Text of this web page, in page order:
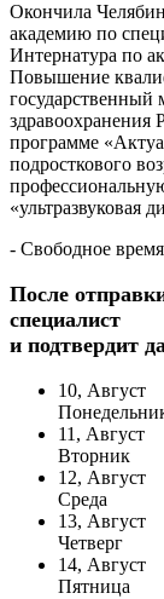
Окончила
академию по
Интернатура по
Повышение
государственный
здравоохранения
программе
подросткового
«ультразвуковая
- Свободное время
После
специалист
и подтвердит
10, Август
11, Август
Вторник
12, Август
Среда
13, Август
Четверг
14, Август
Пятница